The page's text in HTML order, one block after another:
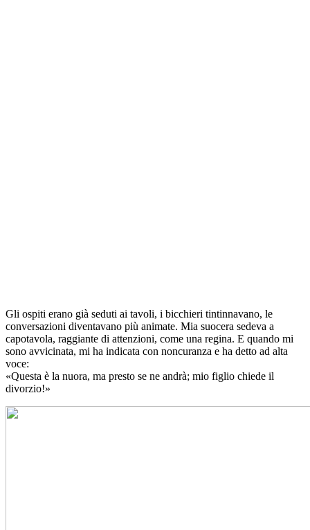
Gli ospiti erano già seduti ai tavoli, i bicchieri tintinnavano, le
conversazioni diventavano più animate. Mia suocera sedeva a
capotavola, raggiante di attenzioni, come una regina. E quando mi
sono avvicinata, mi ha indicata con noncuranza e ha detto ad alta
voce:
«Questa è la nuora, ma presto se ne andrà; mio figlio chiede il
divorzio!»